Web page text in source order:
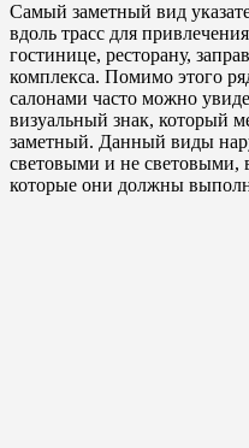
Самый заметный вид
вдоль трасс для
гостинице, ресторану,
комплекса. Помимо этого
салонами часто можно
визуальный знак, который
заметный. Данный виды
световыми и не световыми,
которые они должны